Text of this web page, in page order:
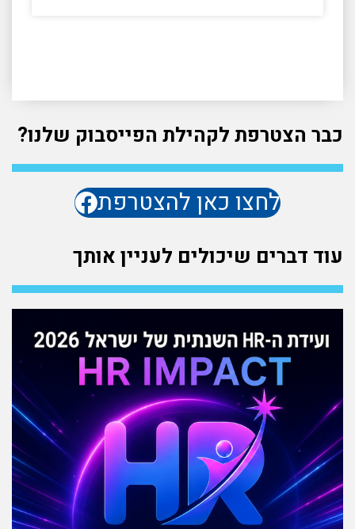
כבר הצטרפת לקהילת הפייסבוק שלנו?
לחצו כאן להצטרפת
עוד דברים שיכולים לעניין אותך